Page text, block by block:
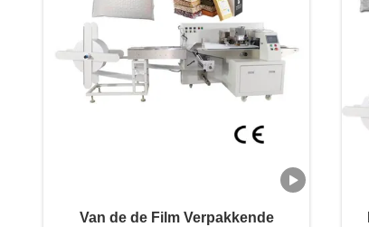
Van de de Film Verpakkende